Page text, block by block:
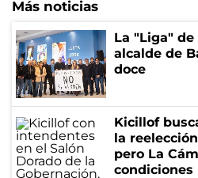
Más noticias
La "Liga"
alcalde de
doce
Kicillof
la
pero La
condiciones